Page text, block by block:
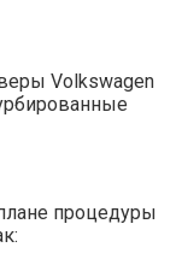
Volkswagen
процедуры